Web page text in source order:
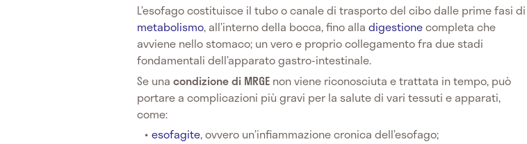
L’esofago costituisce il tubo o canale di trasporto del cibo dalle prime fasi di
metabolismo, all’interno della bocca, fino alla digestionecompleta che
avviene nello stomaco; un vero e proprio collegamento fra due stadi
fondamentali dell’apparato gastro-intestinale.
Se una condizione di MRGE non viene riconosciuta e trattata in tempo, può
portare a complicazioni più gravi per la salute di vari tessuti e apparati,
come:
esofagite, ovvero un’infiammazione cronica dell’esofago;